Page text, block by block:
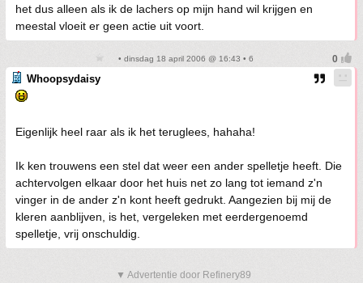
het dus alleen als ik de lachers op mijn hand wil krijgen en
meestal vloeit er geen actie uit voort.
• dinsdag 18 april 2006 @ 16:43 • 6
Whoopsydaisy
Eigenlijk heel raar als ik het teruglees, hahaha!
Ik ken trouwens een stel dat weer een ander spelletje heeft. Die
achtervolgen elkaar door het huis net zo lang tot iemand z'n
vinger in de ander z'n kont heeft gedrukt. Aangezien bij mij de
kleren aanblijven, is het, vergeleken met eerdergenoemd
spelletje, vrij onschuldig.
▼ Advertentie door Refinery89